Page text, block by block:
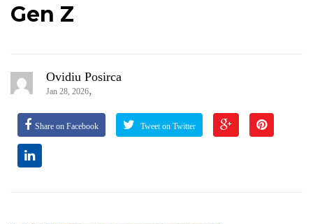
Gen Z
Ovidiu Posirca
Jan 28, 2026,
Share on Facebook Tweet on Twitter